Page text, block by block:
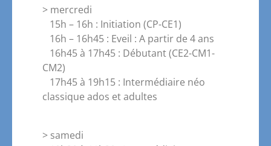
> mercredi
15h – 16h : Initiation (CP-CE1)
16h – 16h45 : Eveil : A partir de 4 ans
16h45 à 17h45 : Débutant (CE2-CM1-
CM2)
17h45 à 19h15 : Intermédiaire néo
classique ados et adultes
> samedi